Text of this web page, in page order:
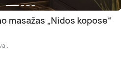
masažas „Nidos kopose“